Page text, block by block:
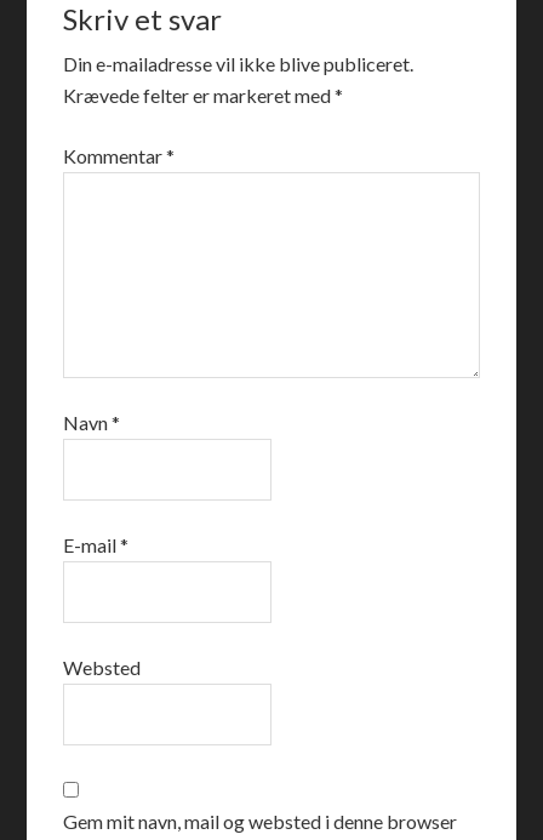
Skriv et svar
Din e-mailadresse vil ikke blive publiceret.
Krævede felter er markeret med*
Kommentar*
Navn*
E-mail*
Websted
Gem mit navn, mail og websted i denne browser